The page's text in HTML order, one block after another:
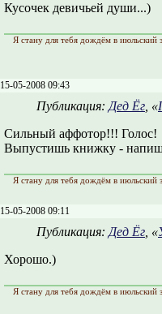
Кусочек девичьей души...)
Я стану для тебя дождём в июльский
15-05-2008 09:43
Публикация: Дед Ёг , «
Сильный аффотор!!! Голос!
Выпустишь книжку -
Я стану для тебя дождём в июльский
15-05-2008 09:11
Публикация: Дед Ёг , «
Хорошо.)
Я стану для тебя дождём в июльский